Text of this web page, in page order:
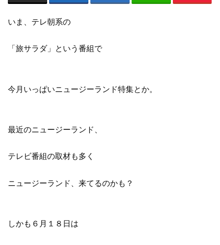
いま、テレ朝系の
「旅サラダ」という番組で
今月いっぱいニュージーランド特集とか。
最近のニュージーランド、
テレビ番組の取材も多く
ニュージーランド、来てるのかも？
しかも６月１８日は